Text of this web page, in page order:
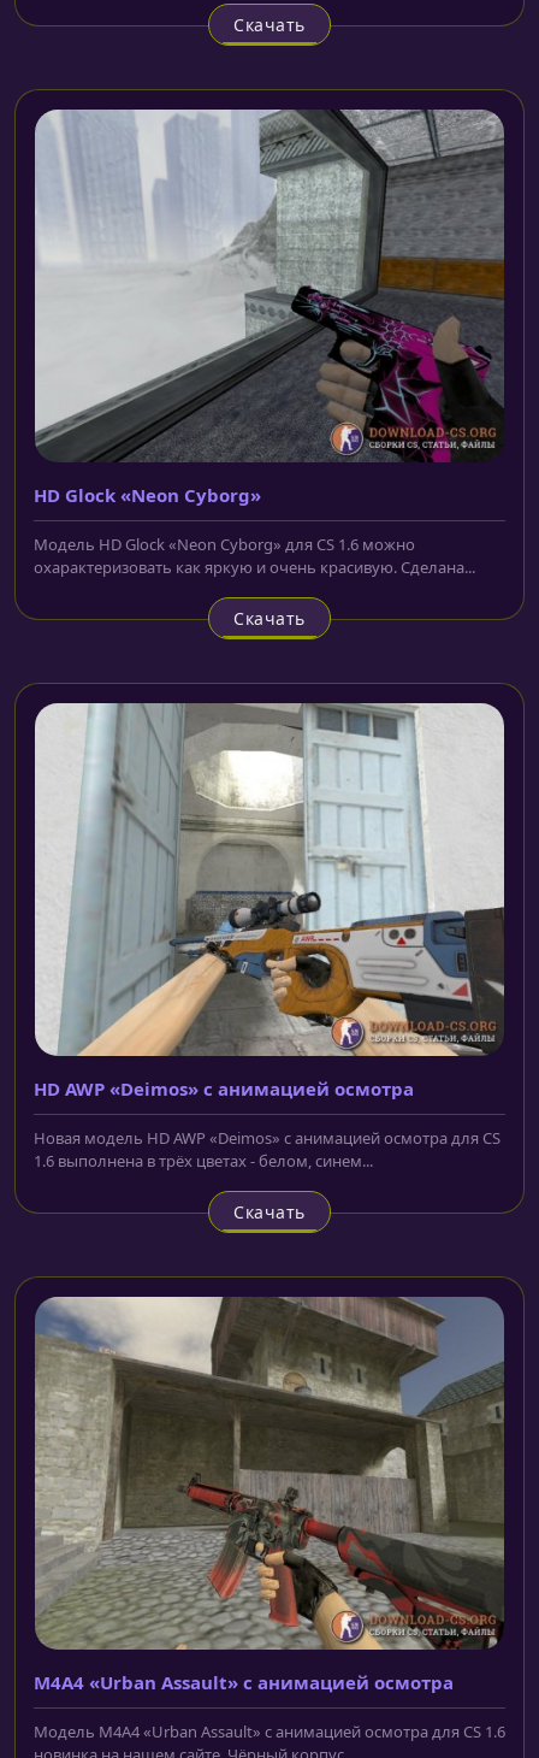
Скачать
HD Glock «Neon Cyborg»
Модель HD Glock «Neon Cyborg» для CS 1.6 можно
охарактеризовать как яркую и очень красивую. Сделана...
Скачать
HD AWP «Deimos» с анимацией осмотра
Новая модель HD AWP «Deimos» с анимацией осмотра для CS
1.6 выполнена в трёх цветах - белом, синем...
Скачать
M4A4 «Urban Assault» с анимацией осмотра
Модель M4A4 «Urban Assault» с анимацией осмотра для CS 1.6